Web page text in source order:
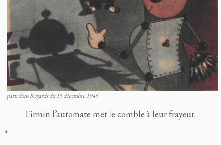
paru dans Regards du 15 décembre 1945
Firmin l’automate met le comble à leur frayeur.
*